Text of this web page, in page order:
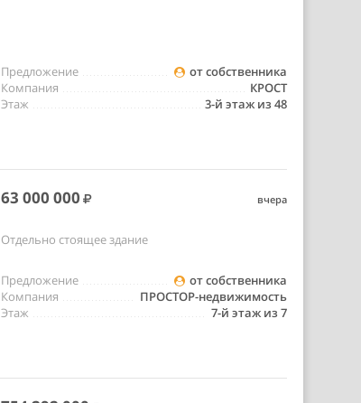
от собственника
Предложение
КРОСТ
Компания
3-й этаж из 48
Этаж
63 000 000 вчера
Отдельно стоящее здание
от собственника
Предложение
ПРОСТОР-недвижимость
Компания
7-й этаж из 7
Этаж